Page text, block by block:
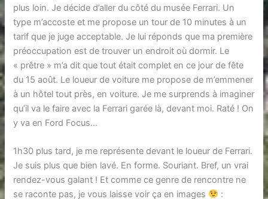
plus loin. Je décide d’aller du côté du musée Ferrari. Un
type m’accoste et me propose un tour de 10 minutes à un
tarif que je juge acceptable. Je lui réponds que ma première
préoccupation est de trouver un endroit où dormir. Le
« prêtre » m’a dit que tout était complet en ce jour de fête
du 15 août. Le loueur de voiture me propose de m’emmener
à un hôtel tout près, en voiture. Je me surprends à imaginer
qu’il va le faire avec la Ferrari garée là, devant moi. Raté ! On
y va en Ford Focus…
1h30 plus tard, je me représente devant le loueur de Ferrari.
Je suis plus que bien lavé. En forme. Souriant. Bref, un vrai
rendez-vous galant ! Et comme ce genre de rencontre ne
se raconte pas, je vous laisse voir ça en images
: